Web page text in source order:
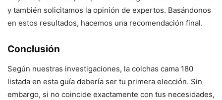
y también solicitamos la opinión de expertos. Basándonos
en estos resultados, hacemos una recomendación final.
Conclusión
Según nuestras investigaciones, la colchas cama 180
listada en esta guía debería ser tu primera elección. Sin
embargo, si no coincide exactamente con tus necesidades,